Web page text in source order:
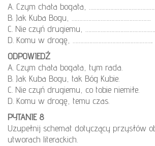
A. Czym chata bogata, ……………………………………….
B. Jak Kuba Bogu, …………………………………………….
C. Nie czyń drugiemu, ………………………………………..
D. Komu w drogę, ……………………………………………..
ODPOWIEDŹ
A. Czym chata bogata, tym rada.
B. Jak Kuba Bogu, tak Bóg Kubie.
C. Nie czyń drugiemu, co tobie niemiłe.
D. Komu w drogę, temu czas.
PYTANIE 8
Uzupełnij schemat dotyczący przysłów
utworach literackich.